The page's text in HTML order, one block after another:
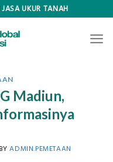
UKUR TANAH
Madiun,
BYADMIN.PEMETAAN